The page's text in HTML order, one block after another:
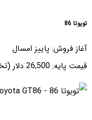
تویوتا 86
آغاز فروش: پاییز امسال
قیمت پایه: 26,500 دلار (تخمینی)